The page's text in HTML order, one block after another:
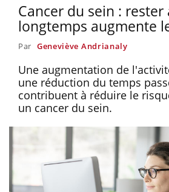
Cancer du sein : rester
longtemps augmente
Par Geneviève Andrianaly
Une augmentation de
une réduction du temps
contribuent à réduire le
un cancer du sein.